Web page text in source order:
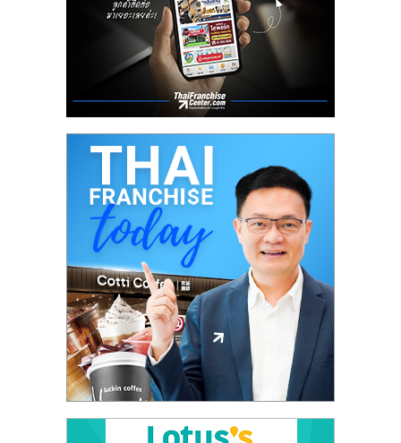
ปรึกษา
การ
ลงทุน
และ
ขยาย